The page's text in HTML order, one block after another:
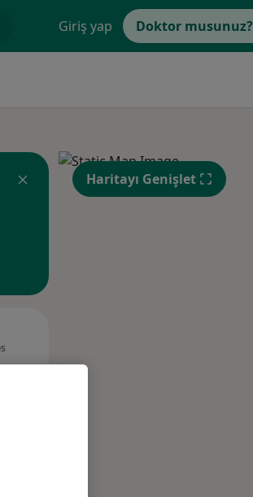
Giriş yap Doktor musunuz?
Haritayı Genişlet